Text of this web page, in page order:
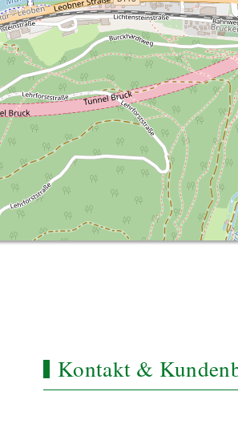
Kontakt &